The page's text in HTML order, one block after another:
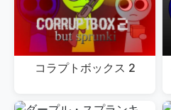
コラプトボックス 2